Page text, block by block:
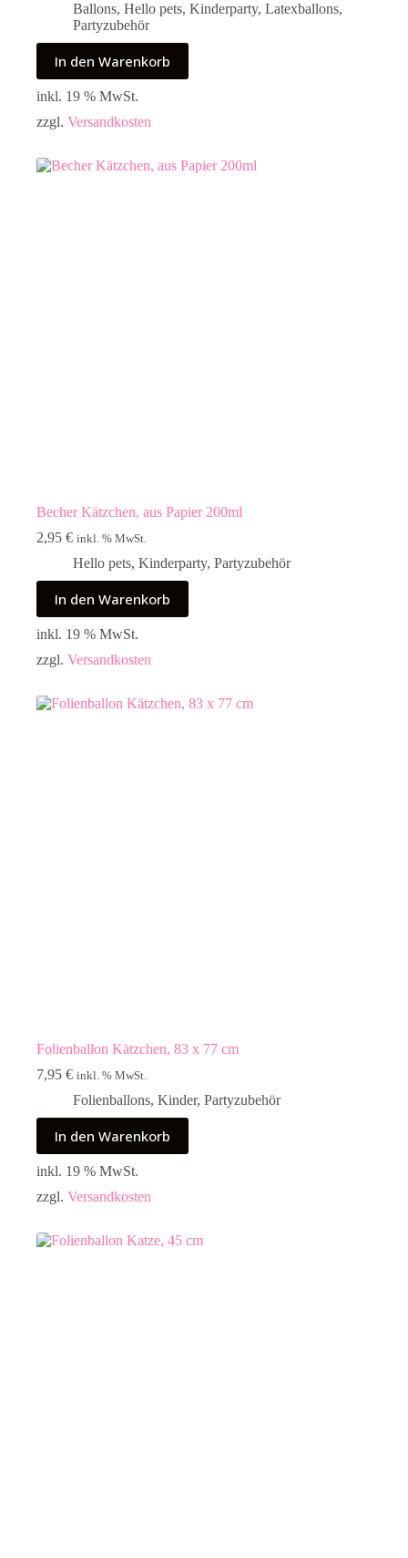
Ballons, Hello pets, Kinderparty, Latexballons,
Partyzubehör
In den Warenkorb
inkl. 19 % MwSt.
zzgl. Versandkosten
Becher Kätzchen, aus Papier 200ml
2,95 € inkl. % MwSt.
Hello pets, Kinderparty, Partyzubehör
In den Warenkorb
inkl. 19 % MwSt.
zzgl. Versandkosten
Folienballon Kätzchen, 83 x 77 cm
7,95 € inkl. % MwSt.
Folienballons, Kinder, Partyzubehör
In den Warenkorb
inkl. 19 % MwSt.
zzgl. Versandkosten